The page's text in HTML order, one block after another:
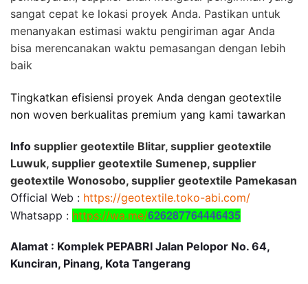
sangat cepat ke lokasi proyek Anda. Pastikan untuk
menanyakan estimasi waktu pengiriman agar Anda
bisa merencanakan waktu pemasangan dengan lebih
baik
Tingkatkan efisiensi proyek Anda dengan geotextile
non woven berkualitas premium yang kami tawarkan
Info supplier geotextile Blitar, supplier geotextile
Luwuk, supplier geotextile Sumenep, supplier
geotextile Wonosobo, supplier geotextile Pamekasan
Official Web : https://geotextile.toko-abi.com/
Whatsapp : https://wa.me/626287764446435
Alamat : Komplek PEPABRI Jalan Pelopor No. 64,
Kunciran, Pinang, Kota Tangerang